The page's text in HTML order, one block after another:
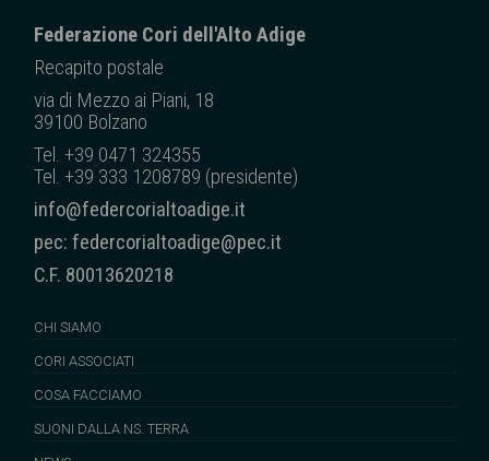
Federazione Cori dell'Alto Adige
Recapito postale
via di Mezzo ai Piani, 18
39100 Bolzano
Tel. +39 0471 324355
Tel. +39 333 1208789 (presidente)
info@federcorialtoadige.it
pec: federcorialtoadige@pec.it
C.F. 80013620218
CHI SIAMO
CORI ASSOCIATI
COSA FACCIAMO
SUONI DALLA NS. TERRA